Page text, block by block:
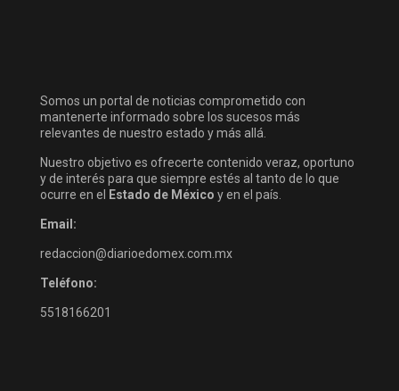
Somos un portal de noticias comprometido con
mantenerte informado sobre los sucesos más
relevantes de nuestro estado y más allá.
Nuestro objetivo es ofrecerte contenido veraz, oportuno
y de interés para que siempre estés al tanto de lo que
ocurre en el
Estado de México y en el país.
Email:
redaccion@diarioedomex.com.mx
Teléfono:
5518166201